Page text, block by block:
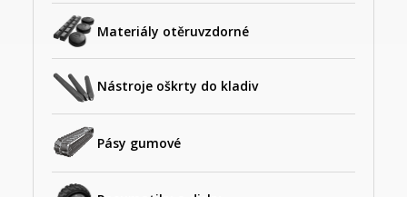
Materiály otěruvzdorné
Nástroje oškrty do kladiv
Pásy gumové